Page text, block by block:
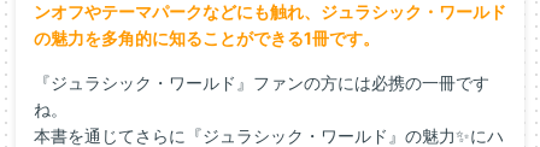
ンオフやテーマパークなどにも触れ、ジュラシック・ワールド
の魅力を多角的に知ることができる1冊です。
『ジュラシック・ワールド』ファンの方には必携の一冊です
ね。
本書を通じてさらに『ジュラシック・ワールド』の魅力✨にハ